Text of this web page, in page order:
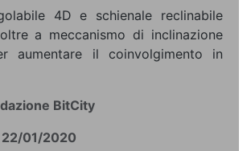
4D e schienale reclinabile
a meccanismo di inclinazione
aumentare il coinvolgimento in
BitCity
22/01/2020